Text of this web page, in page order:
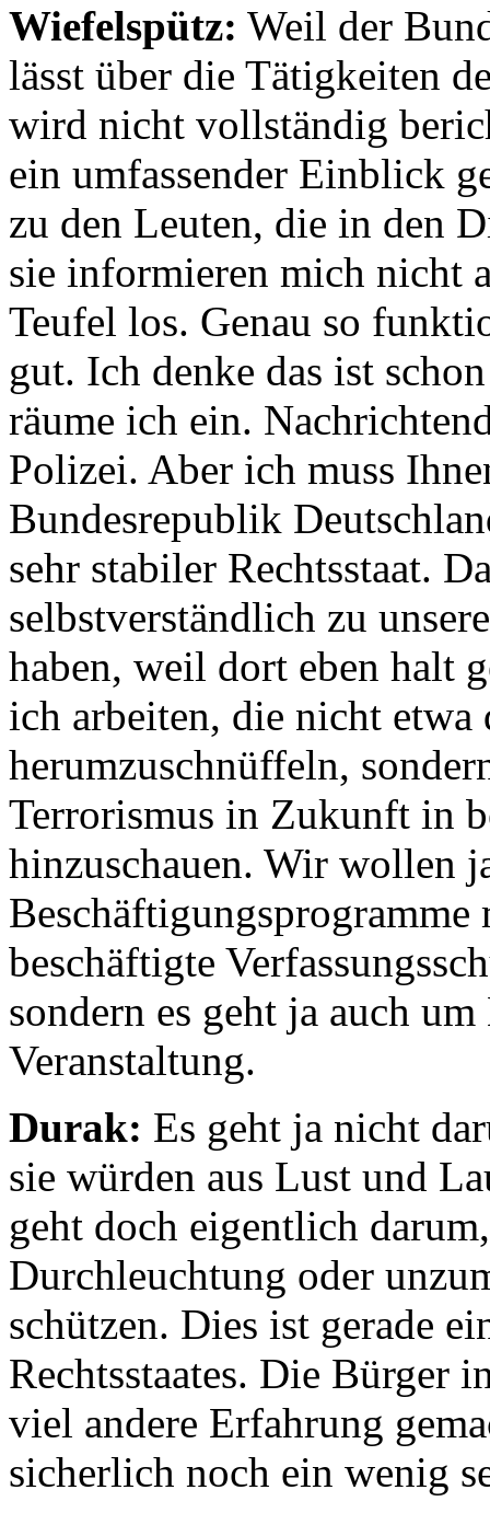
Wiefelspütz: Weil der
lässt über die Tätigkeiten
wird nicht vollständig
ein umfassender Einblick
zu den Leuten, die in den
sie informieren mich nicht
Teufel los. Genau so
gut. Ich denke das ist
räume ich ein.
Polizei. Aber ich muss
Bundesrepublik
sehr stabiler Rechtsstaat.
selbstverständlich zu
haben, weil dort eben halt
ich arbeiten, die nicht etwa
herumzuschnüffeln,
Terrorismus in Zukunft in
hinzuschauen. Wir wollen
beschäftigte
sondern es geht ja auch
Veranstaltung.
Durak: Es geht ja nicht
sie würden aus Lust und
geht doch eigentlich
Durchleuchtung oder
schützen. Dies ist gerade
Rechtsstaates. Die Bürger
viel andere Erfahrung
sicherlich noch ein wenig